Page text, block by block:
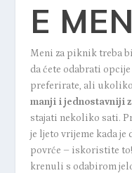
E
Meni za piknik treba
da ćete odabrati
preferirate, ali ukoliko
manji i jednostavniji
stajati nekoliko sati.
je ljeto vrijeme kada je
povrće – iskoristite
krenuli s odabirom